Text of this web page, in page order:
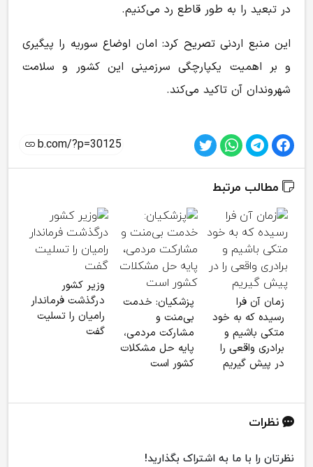
در تبعید را به طور قاطع رد می‌کنیم.
این منبع اردنی تصریح کرد: امان اوضاع سوریه را پیگیری
و بر اهمیت یکپارچگی سرزمینی این کشور و سلامت
شهروندان آن تاکید می‌کند.
مطالب مرتبط
زمان آن فرا
رسیده که به خود
متکی باشیم و
برادری واقعی را
در پیش گیریم
پزشکیان: خدمت
بی‌منت و
مشارکت مردمی،
پایه حل مشکلات
کشور است
وزیر کشور
درگذشت فرماندار
رامیان را تسلیت
گفت
نظرات
نظرتان را با ما به اشتراک بگذارید!